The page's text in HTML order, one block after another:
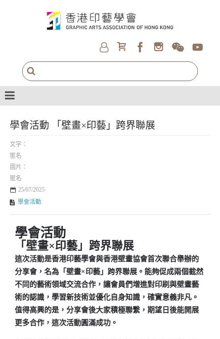
學會活動 「壁畫×印藝」跨界聯展
文字：
匿名
圖片：
匿名
25/07/2025
學會活動
學會活動
「壁畫×印藝」跨界聯展
這次活動是香港印藝學會與香港壁畫協會首次聯合舉辦的
分享會，名為「壁畫×印藝」跨界聯展。能夠促成兩個截然
不同的藝術領域交流合作，讓會員們增進對印刷與壁畫藝
術的認識，學習新技術並優化自身知識，確實意義非凡。
值得高興的是，分享會後大家積極聯繫，期望日後能開展
更多合作，這次活動圓滿成功。